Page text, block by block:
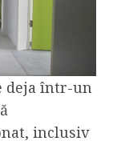
deja într-un
inclusiv